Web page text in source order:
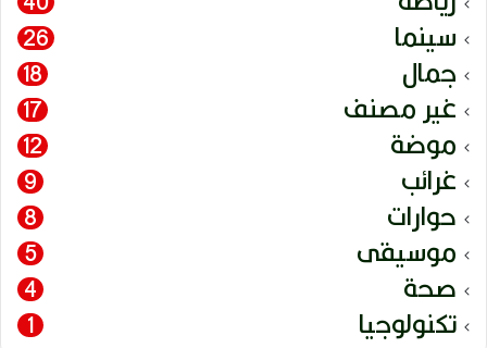
سينما 26
جمال 18
غير مصنف 17
موضة 12
غرائب 9
حوارات 8
موسيقى 5
صحة 4
تكنولوجيا 1